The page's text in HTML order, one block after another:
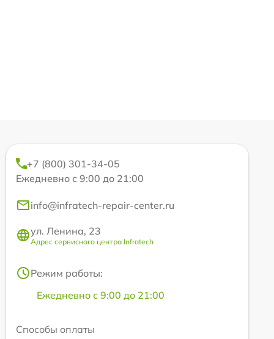
+7 (800) 301-34-05
Ежедневно с 9:00 до 21:00
info@infratech-repair-center.ru
ул. Ленина, 23
Адрес сервисного центра Infratech
Режим работы:
Ежедневно с 9:00 до 21:00
Способы оплаты